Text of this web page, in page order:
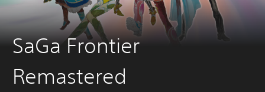
SaGa Frontier
Remastered